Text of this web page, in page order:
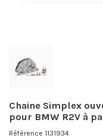
Chaine Simplex
pour BMW R2V à
Référence 1131934